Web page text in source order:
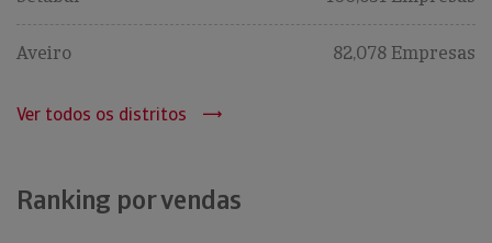
Aveiro 82,078 Empresas
Ver todos os distritos
Ranking por vendas